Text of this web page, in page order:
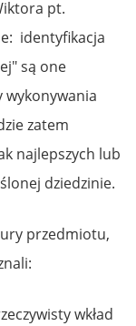
pt.
identyfikacja
są one
wykonywania
zatem
najlepszych lub
dziedzinie.
przedmiotu,
wkład